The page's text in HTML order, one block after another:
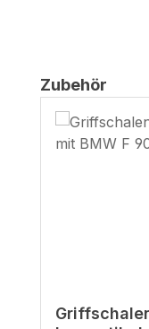
Produktgalerie
Zubehör